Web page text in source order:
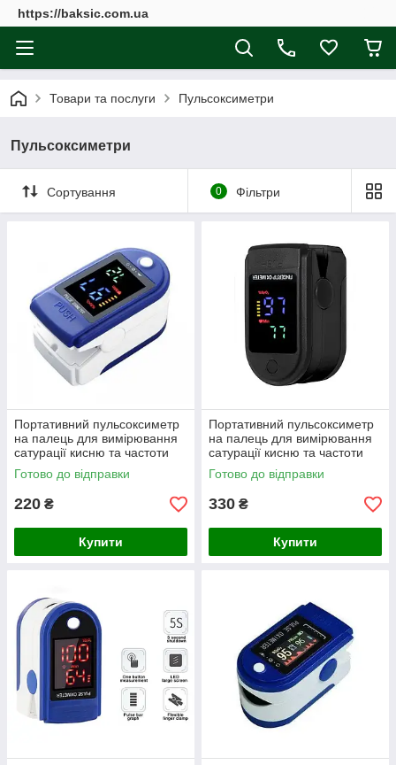
https://baksic.com.ua
Товари та послуги Пульсоксиметри
Пульсоксиметри
Сортування 0 Фільтри
Портативний пульсоксиметр
на палець для вимірювання
сатурації кисню та частоти
пульсу Lk87
Готово до відправки
220 ₴
Купити
Портативний пульсоксиметр
на палець для вимірювання
сатурації кисню та частоти
пульсу Fingertip
Готово до відправки
330 ₴
Купити